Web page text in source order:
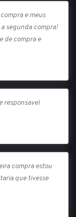
e meus
segunda compra!
de compra e
responsavel
compra estou
que tivesse